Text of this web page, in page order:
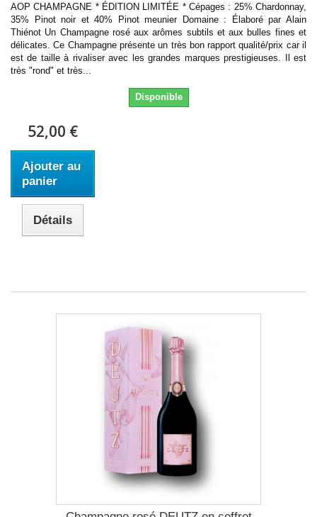
AOP CHAMPAGNE * ÉDITION LIMITÉE * Cépages : 25% Chardonnay,
35% Pinot noir et 40% Pinot meunier Domaine : Élaboré par Alain
Thiénot Un Champagne rosé aux arômes subtils et aux bulles fines et
délicates. Ce Champagne présente un très bon rapport qualité/prix car il
est de taille à rivaliser avec les grandes marques prestigieuses. Il est
très "rond" et très...
Disponible
52,00 €
Ajouter au
panier
Détails